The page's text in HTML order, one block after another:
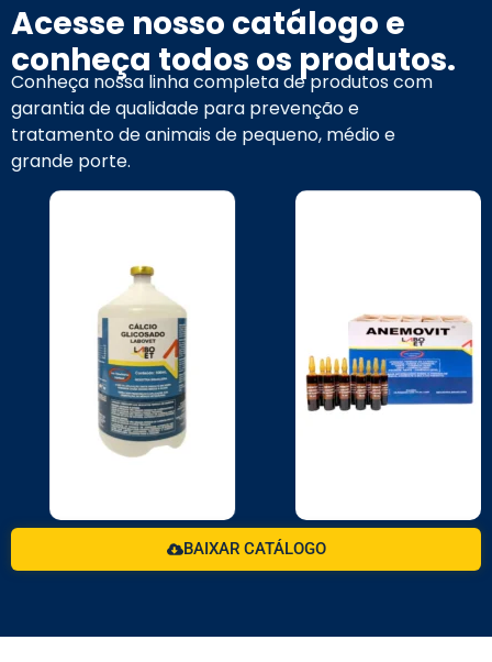
Acesse nosso catálogo e
conheça todos os produtos.
Conheça nossa linha completa de produtos com
garantia de qualidade para prevenção e
tratamento de animais de pequeno, médio e
grande porte.
BAIXAR CATÁLOGO